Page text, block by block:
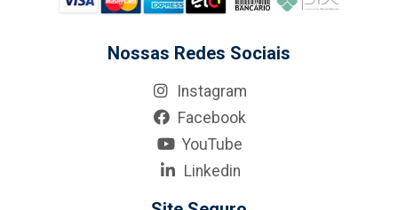
Nossas Redes Sociais
Instagram
Facebook
YouTube
Linkedin